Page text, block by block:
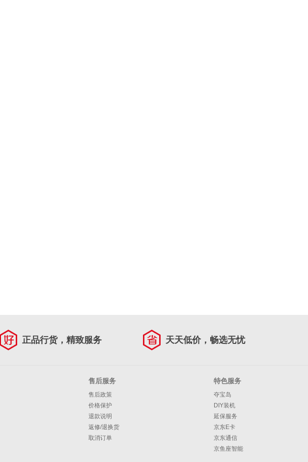
正品行货，精致服务 天天低价，畅选无忧
售后服务
售后政策
价格保护
退款说明
返修/退换货
取消订单
特色服务
夺宝岛
DIY装机
延保服务
京东E卡
京东通信
京鱼座智能